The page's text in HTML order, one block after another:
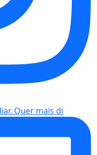
Quer mais di